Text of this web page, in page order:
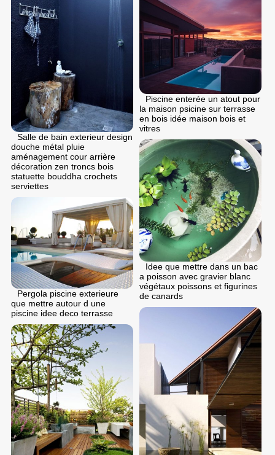
Salle de bain exterieur design
douche métal pluie
aménagement cour arrière
décoration zen troncs bois
statuette bouddha crochets
serviettes
Piscine enterée un atout pour
la maison psicine sur terrasse
en bois idée maison bois et
vitres
Idee que mettre dans un bac
a poisson avec gravier blanc
végétaux poissons et figurines
de canards
Pergola piscine exterieure
que mettre autour d une
piscine idee deco terrasse